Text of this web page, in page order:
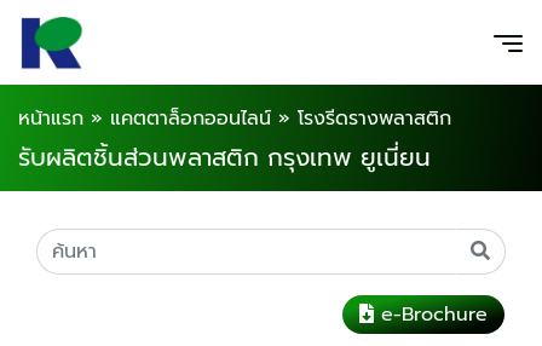
หน้าแรก » แคตตาล็อกออนไลน์ » โรงรีดรางพลาสติก
รับผลิตชิ้นส่วนพลาสติก กรุงเทพ ยูเนี่ยน
e-Brochure